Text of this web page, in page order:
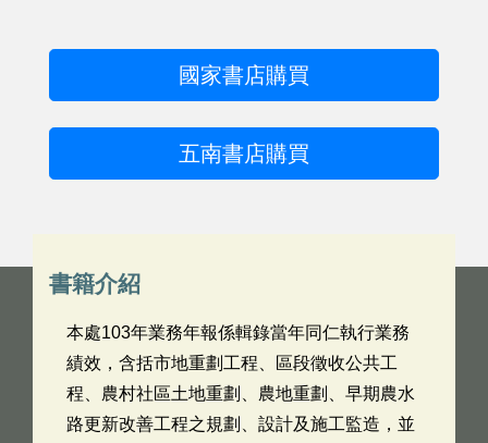
國家書店購買
五南書店購買
書籍介紹
本處103年業務年報係輯錄當年同仁執行業務
績效，含括市地重劃工程、區段徵收公共工
程、農村社區土地重劃、農地重劃、早期農水
路更新改善工程之規劃、設計及施工監造，並